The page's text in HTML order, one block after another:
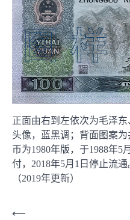
正面由右到左依次为毛泽
头像，蓝黑调；背面图案
币为1980年版，于1988年5
付，2018年5月1日停止流通
（2019年更新）
文
⟵